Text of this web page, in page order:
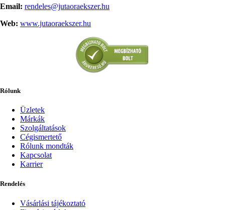
Email: rendeles@jutaoraekszer.hu
Web: www.jutaoraekszer.hu
Rólunk
Üzletek
Márkák
Szolgáltatások
Cégismertető
Rólunk mondták
Kapcsolat
Karrier
Rendelés
Vásárlási tájékoztató